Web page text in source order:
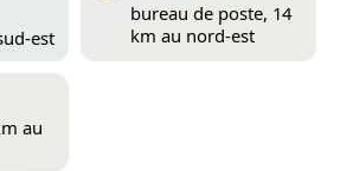
est
bureau de poste, 14
km au nord-est
au